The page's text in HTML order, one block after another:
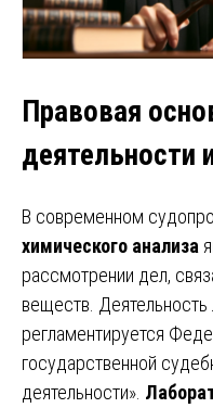
Правовая
деятельности
В современном
химического анализа
рассмотрении дел,
веществ. Деятельность
регламентируется
государственной
деятельности».